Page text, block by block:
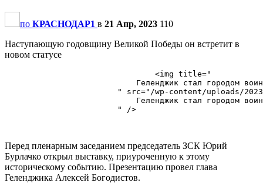
по КРАСНОДАР1 в 21 Апр, 2023 110
Наступающую годовщину Великой Победы он встретит в
новом статусе
                                <img title="
Геленджик стал городом
" src="/wp-content/uploads/
Геленджик стал городом
                        " />
Перед пленарным заседанием председатель ЗСК Юрий
Бурлачко открыл выставку, приуроченную к этому
историческому событию. Презентацию провел глава
Геленджика Алексей Богодистов.